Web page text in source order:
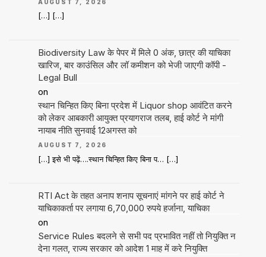
AUGUST 7, 2026
[…] […]
Biodiversity Law के पेपर में मिले 0 अंक, छात्र की याचिका
खारिज, बार काउंसिल और लॉ कमीशन को भेजी जाएगी कॉपी -
Legal Bull
on
स्थान चिन्हित किए बिना प्रदेश में Liquor shop आवंटित करने
को लेकर आबकारी आयुक्त प्रयागराज तलब, हाई कोर्ट ने मांगी
नायाब नीति सुनवाई 12अगस्त को
AUGUST 7, 2026
[…] इसे भी पढ़ें….स्थान चिन्हित किए बिना प… […]
RTI Act के तहत अनाप शनाप सूचनाएं मांगने पर हाई कोर्ट ने
याचिकाकर्ता पर लगाया 6,70,000 रुपये हर्जाना, याचिका
on
Service Rules बदलने से सभी पद प्रभावित नहीं तो नियुक्ति न
देना गलत, राज्य सरकार को आदेश 1 माह में करे नियुक्ति